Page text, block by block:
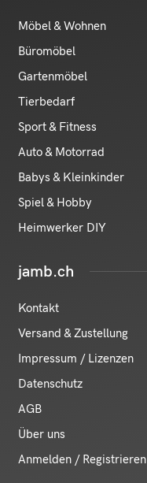
Möbel & Wohnen
Büromöbel
Gartenmöbel
Tierbedarf
Sport & Fitness
Auto & Motorrad
Babys & Kleinkinder
Spiel & Hobby
Heimwerker DIY
jamb.ch
Kontakt
Versand & Zustellung
Impressum / Lizenzen
Datenschutz
AGB
Über uns
Anmelden / Registrieren